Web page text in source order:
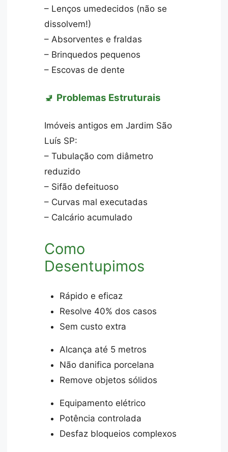
– Lenços umedecidos (não se
dissolvem!)
– Absorventes e fraldas
– Brinquedos pequenos
– Escovas de dente
🚽 Problemas Estruturais
Imóveis antigos em Jardim São
Luís SP:
– Tubulação com diâmetro
reduzido
– Sifão defeituoso
– Curvas mal executadas
– Calcário acumulado
Como
Desentupimos
Rápido e eficaz
Resolve 40% dos casos
Sem custo extra
Alcança até 5 metros
Não danifica porcelana
Remove objetos sólidos
Equipamento elétrico
Potência controlada
Desfaz bloqueios complexos